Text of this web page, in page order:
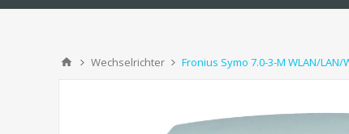
Wechselrichter Fronius Symo 7.0-3-M WLAN/